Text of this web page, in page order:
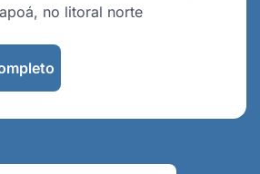
no litoral norte